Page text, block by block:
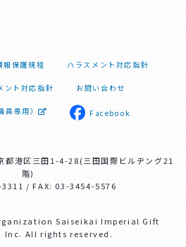
報保護規程 ハラスメント対応指針
ント対応指針 お問い合わせ
員専用） Facebook
港区三田1-4-28(三田国際ビルヂング21
階)
/ FAX: 03-3454-5576
Saiseikai Imperial Gift
All rights reserved.